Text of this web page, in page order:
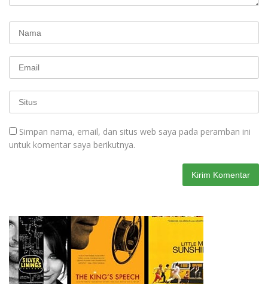
Simpan nama, email, dan situs web saya pada peramban ini
untuk komentar saya berikutnya.